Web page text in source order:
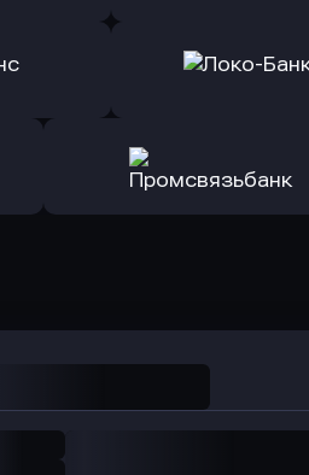
Оправить
в Локо-Банк